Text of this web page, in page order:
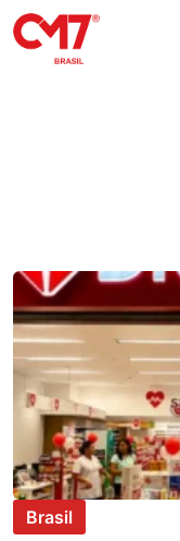
Brasil